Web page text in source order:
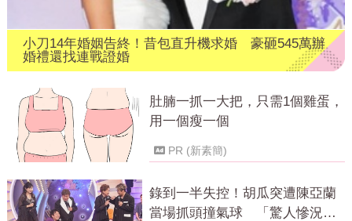
小刀14年婚姻告終！昔包直升機求婚 豪砸545萬辦
婚禮還找連戰證婚
肚腩一抓一大把，只需1個雞蛋，
用一個瘦一個
PR (新素簡)
錄到一半失控！胡瓜突遭陳亞蘭
當場抓頭撞氣球 「驚人慘況」